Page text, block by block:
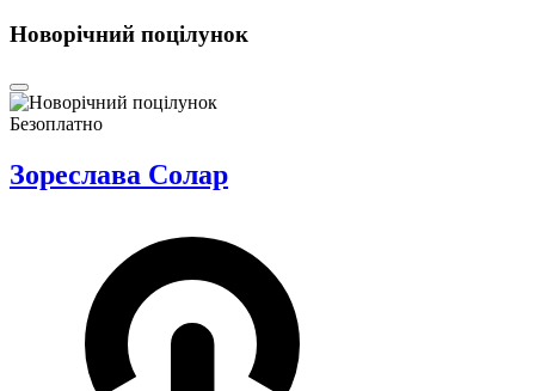
Новорічний поцілунок
Безоплатно
Зореслава Солар